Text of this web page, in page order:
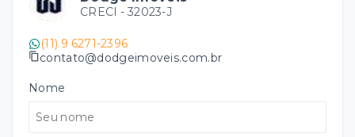
CRECI - 32023-J
(11) 9 6271-2396
contato@dodgeimoveis.com.br
Nome